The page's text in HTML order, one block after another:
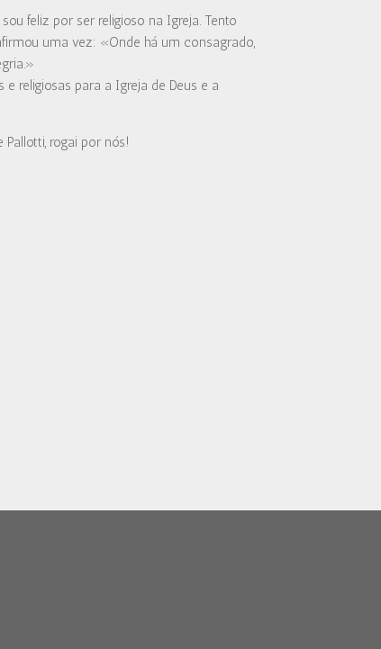
feliz por ser religioso na Igreja. Tento
uma vez: «Onde há um consagrado,
religiosas para a Igreja de Deus e a
rogai por nós!